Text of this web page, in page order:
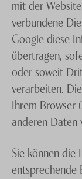
mit der
verbundene
Google diese
übertragen,
oder soweit
verarbeiten.
Ihrem Browser
anderen Daten
Sie können die
entsprechende